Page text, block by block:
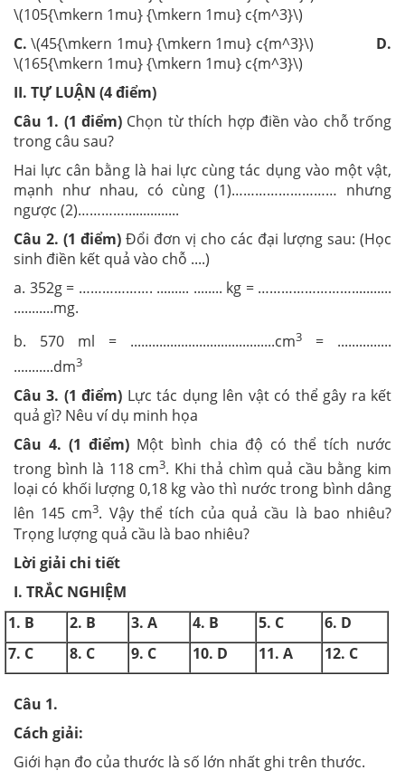
\(105{\mkern 1mu} {\mkern 1mu} c{m^3}\)
C. \(45{\mkern 1mu} {\mkern 1mu} c{m^3}\)
D.
\(165{\mkern 1mu} {\mkern 1mu} c{m^3}\)
II. TỰ LUẬN (4 điểm)
Câu 1. (1 điểm) Chọn từ thích hợp điền vào chỗ trống
trong câu sau?
Hai lực cân bằng là hai lực cùng tác dụng vào một vật,
mạnh như nhau, có cùng (1)……………………… nhưng
ngược (2)…………...............
Câu 2. (1 điểm) Đổi đơn vị cho các đại lượng sau: (Học
sinh điền kết quả vào chỗ ....)
a. 352g = ………………. ......... ........ kg = ……………………...........
...........mg.
b.
570 ml = ........................................cm3
= ...............
...........dm3
Câu 3. (1 điểm) Lực tác dụng lên vật có thể gây ra kết
quả gì? Nêu ví dụ minh họa
Câu 4. (1 điểm) Một bình chia độ có thể tích nước
trong bình là 118 cm3. Khi thả chìm quả cầu bằng kim
loại có khối lượng 0,18 kg vào thì nước trong bình dâng
lên 145 cm3. Vậy thể tích của quả cầu là bao nhiêu?
Trọng lượng quả cầu là bao nhiêu?
Lời giải chi tiết
I. TRẮC NGHIỆM
1. B
2. B 3. A 4. B 5. C
6. D
7. C
8. C 9. C 10. D 11. A 12. C
Câu 1.
Cách giải:
Giới hạn đo của thước là số lớn nhất ghi trên thước.